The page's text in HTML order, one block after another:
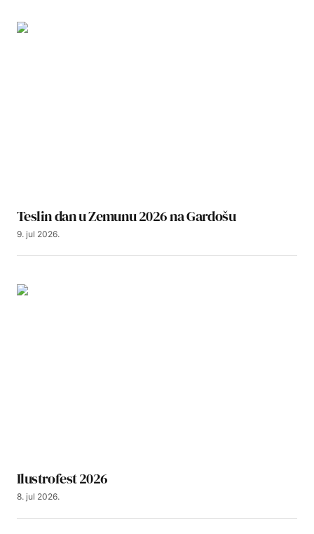
Teslin dan u Zemunu 2026 na Gardošu
9. jul 2026.
Ilustrofest 2026
8. jul 2026.